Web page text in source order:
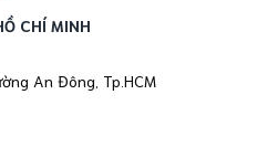
CHÍ MINH
An Đông, Tp.HCM